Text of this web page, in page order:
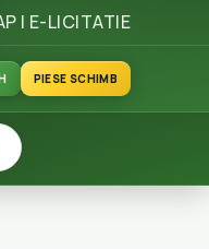
| E-LICITATIE
PIESE SCHIMB